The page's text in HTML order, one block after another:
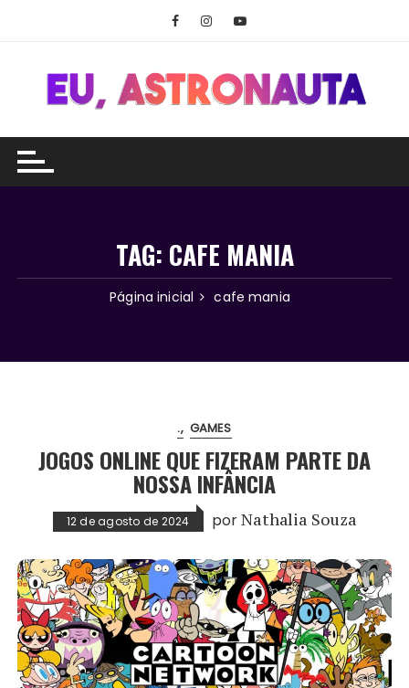
conteúdo
TAG: CAFE MANIA
Página inicial cafe mania
. GAMES
JOGOS ONLINE QUE FIZERAM PARTE DA
NOSSA INFÂNCIA
12 de agosto de 2024 porNathalia Souza